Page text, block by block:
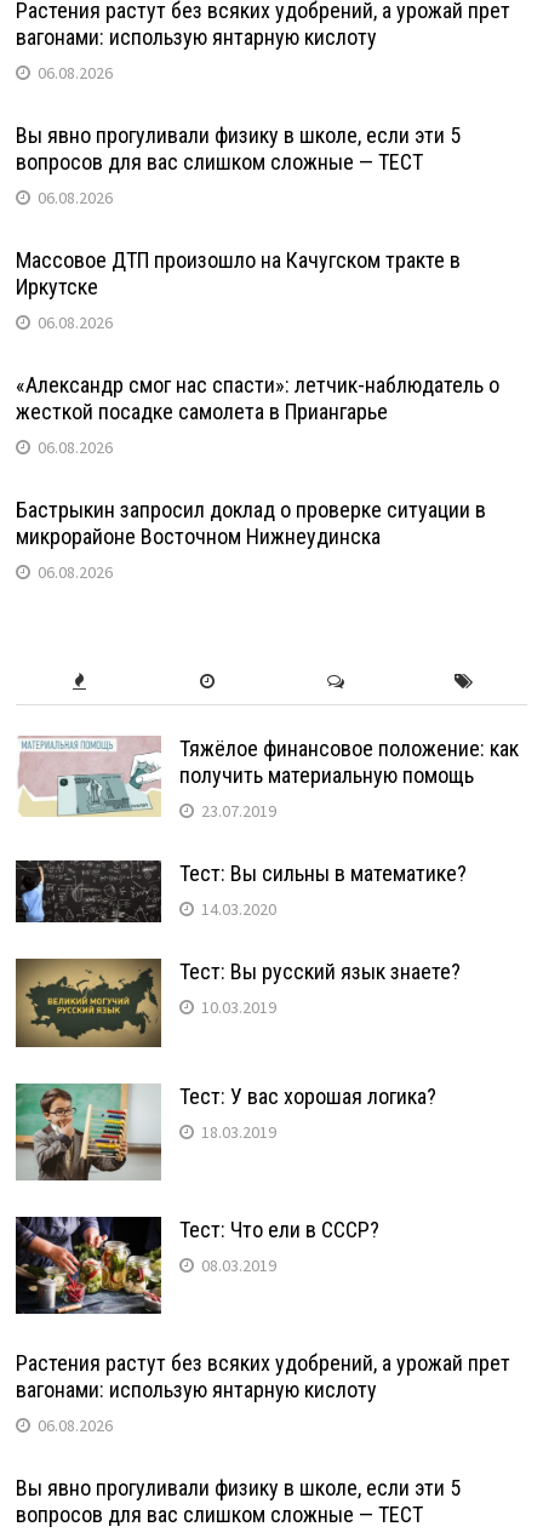
Растения растут без всяких удобрений, а урожай прет
вагонами: использую янтарную кислоту
06.08.2026
Вы явно прогуливали физику в школе, если эти 5
вопросов для вас слишком сложные — ТЕСТ
06.08.2026
Массовое ДТП произошло на Качугском тракте в
Иркутске
06.08.2026
«Александр смог нас спасти»: летчик-наблюдатель о
жесткой посадке самолета в Приангарье
06.08.2026
Бастрыкин запросил доклад о проверке ситуации в
микрорайоне Восточном Нижнеудинска
06.08.2026
Тяжёлое финансовое положение: как
получить материальную помощь
23.07.2019
Тест: Вы сильны в математике?
14.03.2020
Тест: Вы русский язык знаете?
10.03.2019
Тест: У вас хорошая логика?
18.03.2019
Тест: Что ели в СССР?
08.03.2019
Растения растут без всяких удобрений, а урожай прет
вагонами: использую янтарную кислоту
06.08.2026
Вы явно прогуливали физику в школе, если эти 5
вопросов для вас слишком сложные — ТЕСТ